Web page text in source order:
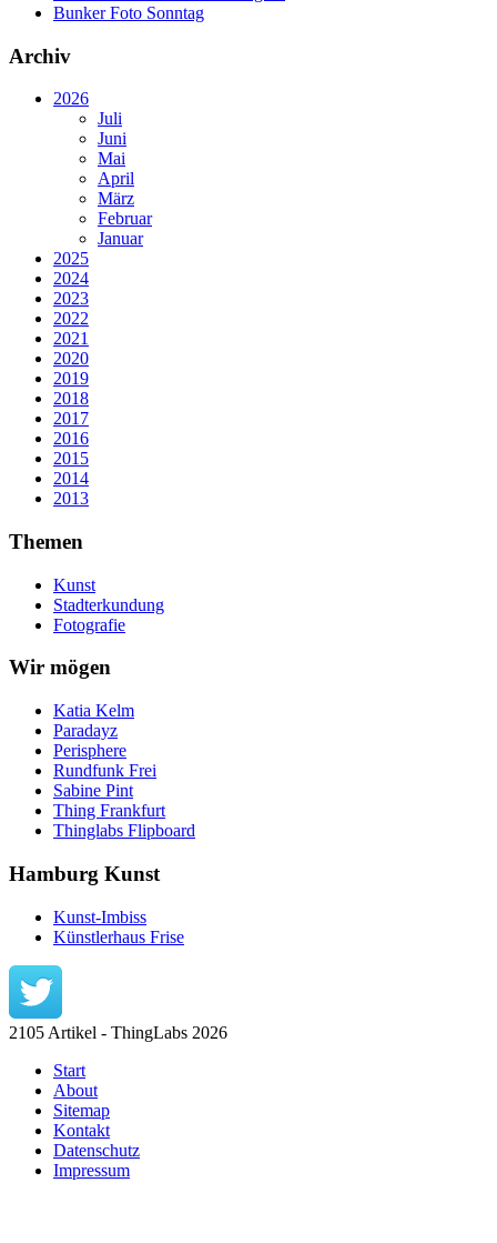
Bunker Foto Sonntag
Archiv
2026
Juli
Juni
Mai
April
März
Februar
Januar
2025
2024
2023
2022
2021
2020
2019
2018
2017
2016
2015
2014
2013
Themen
Kunst
Stadterkundung
Fotografie
Wir mögen
Katia Kelm
Paradayz
Perisphere
Rundfunk Frei
Sabine Pint
Thing Frankfurt
Thinglabs Flipboard
Hamburg Kunst
Kunst-Imbiss
Künstlerhaus Frise
2105 Artikel - ThingLabs 2026
Start
About
Sitemap
Kontakt
Datenschutz
Impressum